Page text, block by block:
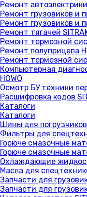
Ремонт
Ремонт грузовиков и
Ремонт грузовиков и
Ремонт тягачей
Ремонт тормозной
Ремонт полуприцепа
Ремонт тормозной
Компьютерная
HOWO
Осмотр БУ техники
Расшифровка кодов
Каталоги
Каталоги
Шины для
Фильтры для
Горюче смазочные
Горюче смазочные
Охлаждающие
Масла для
Запчасти для
Запчасти для